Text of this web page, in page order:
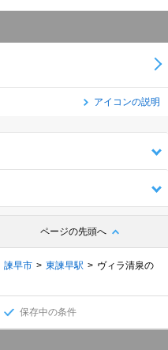
アイコンの説明
ページの先頭へ
諫早市 東諫早駅
ヴィラ清泉の
保存中の条件